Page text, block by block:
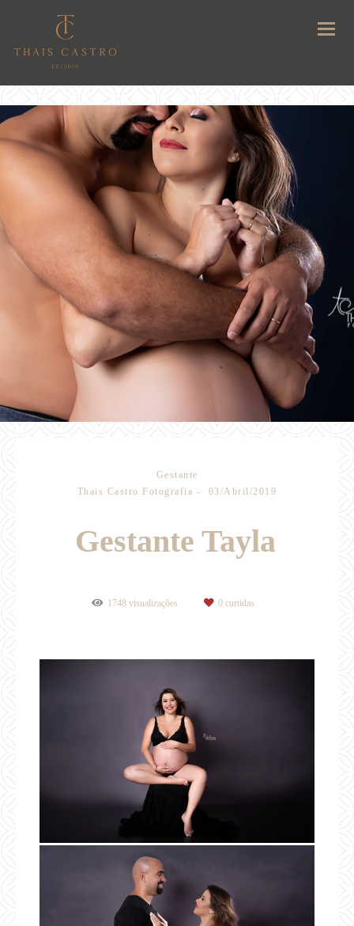
Gestante
Thais Castro Fotografia
03/Abril/2019
Gestante Tayla
1748 visualizações 0 curtidas